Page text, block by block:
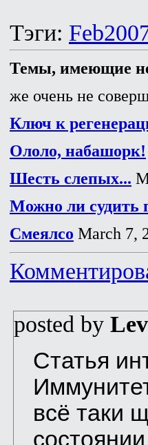
Тэги:
Темы, имеющие
же очень не
Ключ к
Ололо, набашорк!
Шесть слепых...
Можно ли судить
Смеялсо March 7,
posted by Lev
Статья
всё таки